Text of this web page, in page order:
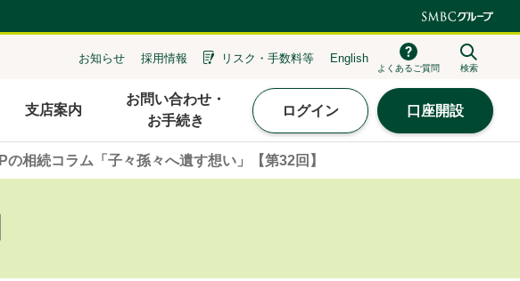
お知らせ 採用情報 リスク・ 手数料等 English
よくあるご質問 検索
支店案内
お問い合わせ・
お手続き
ログイン 口座開設
の相続コラム「子々孫々へ遺す想い」【第32回】